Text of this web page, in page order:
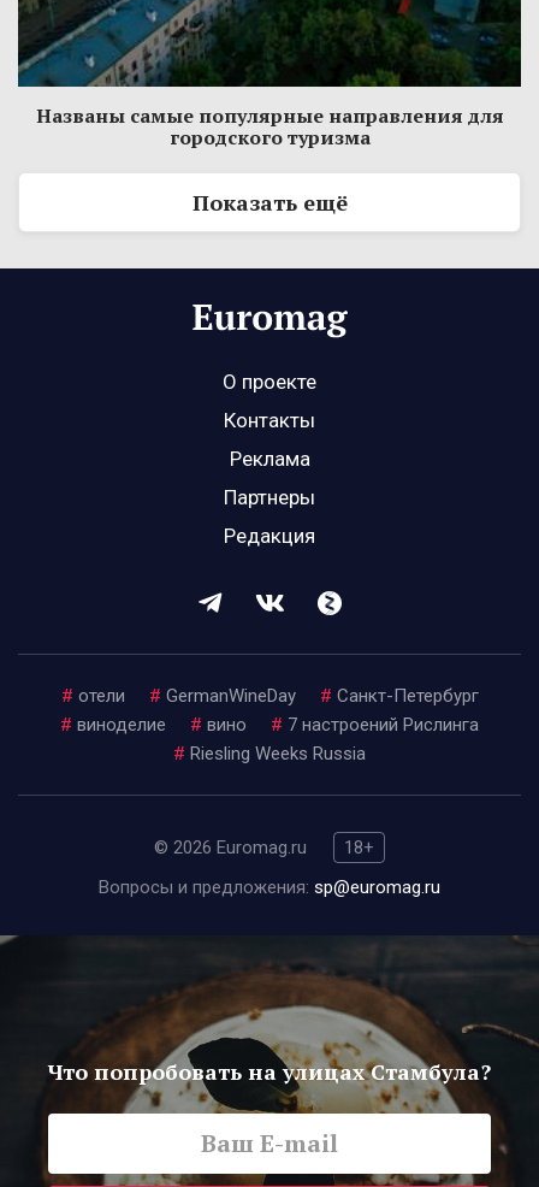
Названы самые популярные направления для
городского туризма
Показать ещё
О проекте
Контакты
Реклама
Партнеры
Редакция
# отели # GermanWineDay # Санкт-Петербург
# виноделие # вино # 7 настроений Рислинга
# Riesling Weeks Russia
© 2026 Euromag.ru
18+
Вопросы и предложения: sp@euromag.ru
Что попробовать на улицах Стамбула?